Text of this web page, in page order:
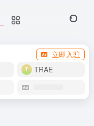
立即入驻
TRAE